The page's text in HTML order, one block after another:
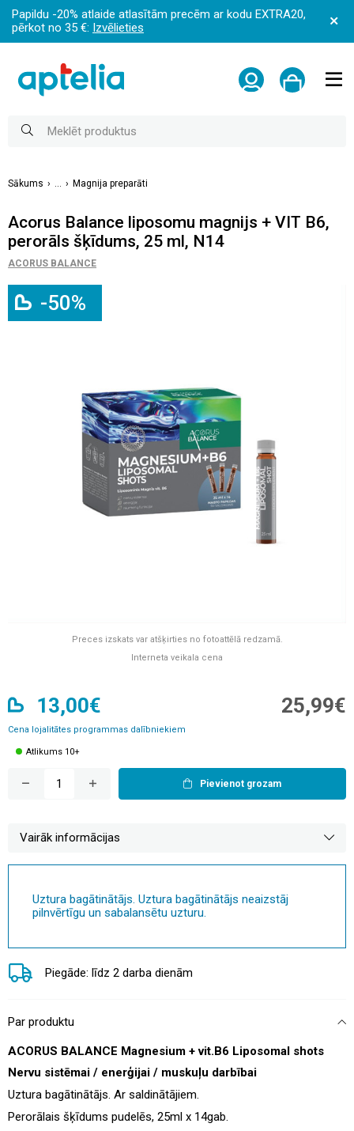
Papildu -20% atlaide atlasītām precēm ar kodu EXTRA20,
pērkot no 35 €: Izvēlieties
Sākums Magnija preparāti
Acorus Balance liposomu magnijs + VIT B6,
perorāls šķīdums, 25 ml, N14
ACORUS BALANCE
-50%
Preces izskats var atšķirties no fotoattēlā redzamā.
Interneta veikala cena
13,00€
Cena lojalitātes programmas dalībniekiem
25,99€
Atlikums 10+
Pievienot grozam
Vairāk informācijas
Uztura bagātinātājs. Uztura bagātinātājs neaizstāj
pilnvērtīgu un sabalansētu uzturu.
Piegāde: līdz 2 darba dienām
Par produktu
ACORUS BALANCE Magnesium + vit.B6 Liposomal shots
Nervu sistēmai / enerģijai / muskuļu darbībai
Uztura bagātinātājs. Ar saldinātājiem.
Perorālais šķīdums pudelēs, 25ml x 14gab.